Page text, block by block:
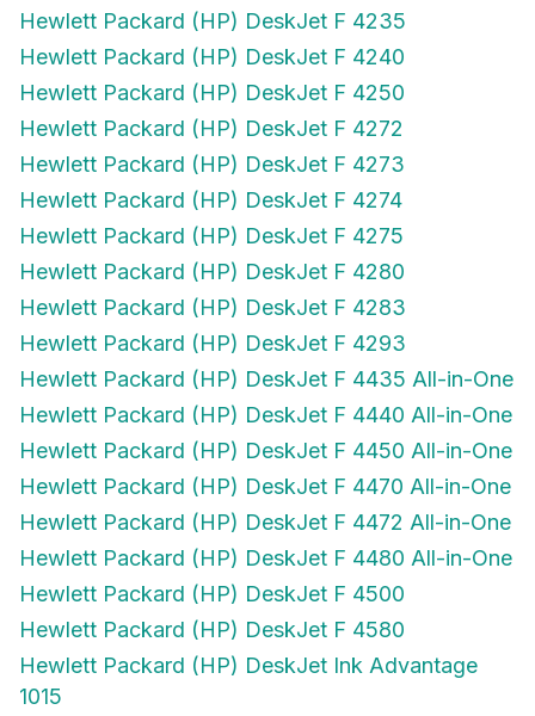
Hewlett Packard (HP) DeskJet F 4235
Hewlett Packard (HP) DeskJet F 4240
Hewlett Packard (HP) DeskJet F 4250
Hewlett Packard (HP) DeskJet F 4272
Hewlett Packard (HP) DeskJet F 4273
Hewlett Packard (HP) DeskJet F 4274
Hewlett Packard (HP) DeskJet F 4275
Hewlett Packard (HP) DeskJet F 4280
Hewlett Packard (HP) DeskJet F 4283
Hewlett Packard (HP) DeskJet F 4293
Hewlett Packard (HP) DeskJet F 4435 All-in-One
Hewlett Packard (HP) DeskJet F 4440 All-in-One
Hewlett Packard (HP) DeskJet F 4450 All-in-One
Hewlett Packard (HP) DeskJet F 4470 All-in-One
Hewlett Packard (HP) DeskJet F 4472 All-in-One
Hewlett Packard (HP) DeskJet F 4480 All-in-One
Hewlett Packard (HP) DeskJet F 4500
Hewlett Packard (HP) DeskJet F 4580
Hewlett Packard (HP) DeskJet Ink Advantage
1015